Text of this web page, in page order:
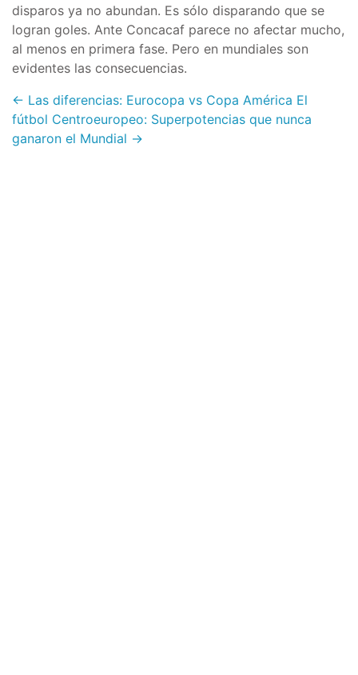
disparos ya no abundan. Es sólo disparando que se
logran goles. Ante Concacaf parece no afectar mucho,
al menos en primera fase. Pero en mundiales son
evidentes las consecuencias.
← Las diferencias: Eurocopa vs Copa América El
fútbol Centroeuropeo: Superpotencias que nunca
ganaron el Mundial →